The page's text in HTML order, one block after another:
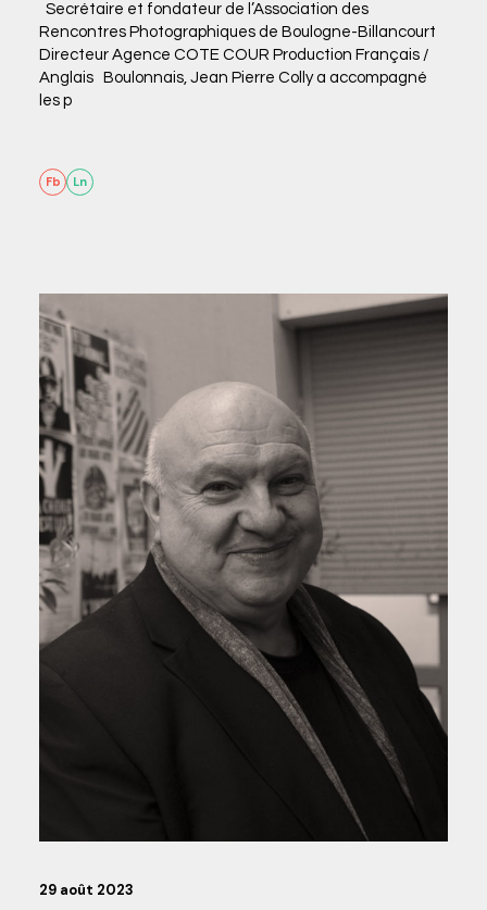
Secrétaire et fondateur de l’Association des
Rencontres Photographiques de Boulogne-Billancourt
Directeur Agence COTE COUR Production Français /
Anglais Boulonnais, Jean Pierre Colly a accompagné
les p
Fb Ln
29 août 2023